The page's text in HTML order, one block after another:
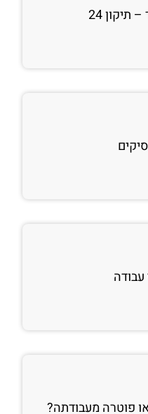
24
עבודה
פוטרה מעבודתה?